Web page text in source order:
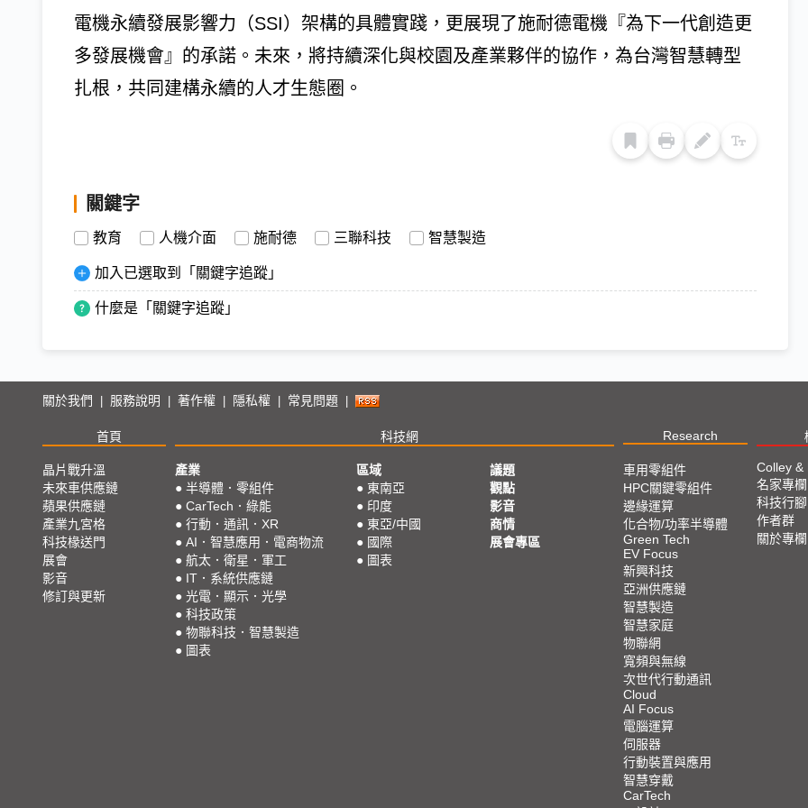
電機永續發展影響力（SSI）架構的具體實踐，更展現了施耐德電機『為下一代創造更
多發展機會』的承諾。未來，將持續深化與校園及產業夥伴的協作，為台灣智慧轉型
扎根，共同建構永續的人才生態圈。
關鍵字
教育 人機介面 施耐德 三聯科技 智慧製造
加入已選取到「關鍵字追蹤」
什麼是「關鍵字追蹤」
關於我們 服務說明 著作權 隱私權 常見問題
首頁 科技網 Research
晶片戰升溫
未來車供應鏈
蘋果供應鏈
產業九宮格
科技椽送門
展會
影音
修訂與更新
產業
● 半導體．零組件
● CarTech．綠能
● 行動．通訊．XR
● AI．智慧應用．電商物流
● 航太．衛星．軍工
● IT．系統供應鏈
● 光電．顯示．光學
● 科技政策
● 物聯科技．智慧製造
● 圖表
區域
● 東南亞
● 印度
● 東亞/中國
● 國際
● 圖表
議題
觀點
影音
商情
展會專區
車用零組件
HPC關鍵零組件
邊緣運算
化合物/功率半導體
Green Tech
EV Focus
新興科技
亞洲供應鏈
智慧製造
智慧家庭
物聯網
寬頻與無線
次世代行動通訊
Cloud
AI Focus
電腦運算
伺服器
行動裝置與應用
智慧穿戴
CarTech
Colley &
名家專欄
科技行腳
作者群
關於專欄